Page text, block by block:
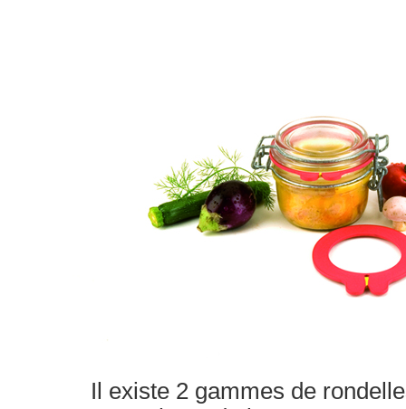
Il existe 2 gammes de